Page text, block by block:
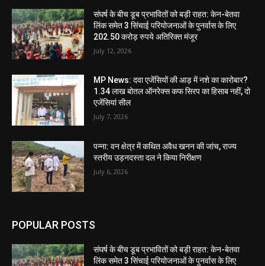
संघर्ष के बीच डूब प्रभावितों को बड़ी राहत: केन-बेतवा
लिंक समेत 3 सिंचाई परियोजनाओं के पुनर्वास के लिए
202.50 करोड़ रुपये अतिरिक्त मंजूर
July 12, 2026
MP News: दवा एजेंसियों की आड़ में नशे का कारोबार?
1.34 लाख बोतल ऑनरेक्स कफ सिरप का हिसाब नहीं, दो
एजेंसियां सील
July 7, 2026
पन्ना: वन क्षेत्र में कथित अवैध खनन की जांच, राज्य
स्तरीय उड़नदस्ता दल ने किया निरीक्षण
July 6, 2026
POPULAR POSTS
संघर्ष के बीच डूब प्रभावितों को बड़ी राहत: केन-बेतवा
लिंक समेत 3 सिंचाई परियोजनाओं के पुनर्वास के लिए